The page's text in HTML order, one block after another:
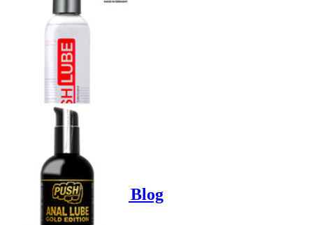
Product options
Poppers-Shop.de Blog